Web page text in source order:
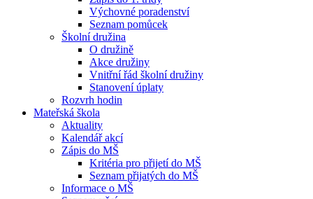
Výchovné poradenství
Seznam pomůcek
Školní družina
O družině
Akce družiny
Vnitřní řád školní družiny
Stanovení úplaty
Rozvrh hodin
Mateřská škola
Aktuality
Kalendář akcí
Zápis do MŠ
Kritéria pro přijetí do MŠ
Seznam přijatých do MŠ
Informace o MŠ